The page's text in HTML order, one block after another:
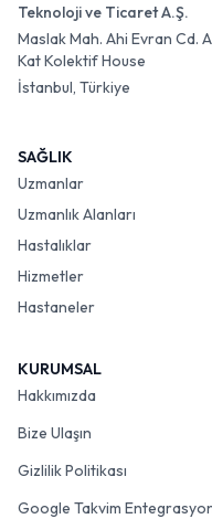
Teknoloji ve Ticaret A.Ş.
Maslak Mah. Ahi Evran Cd.
Kat Kolektif House
İstanbul, Türkiye
SAĞLIK
Uzmanlar
Uzmanlık Alanları
Hastalıklar
Hizmetler
Hastaneler
KURUMSAL
Hakkımızda
Bize Ulaşın
Gizlilik Politikası
Google Takvim